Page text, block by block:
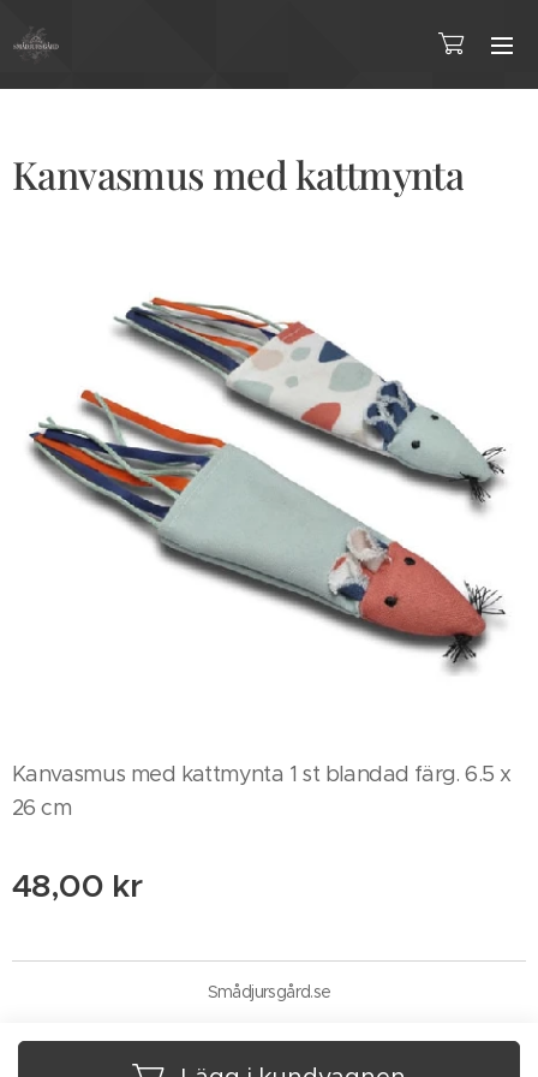
Kanvasmus med kattmynta
Kanvasmus med kattmynta 1 st blandad färg. 6.5 x
26 cm
48,00 kr
Smådjursgård.se